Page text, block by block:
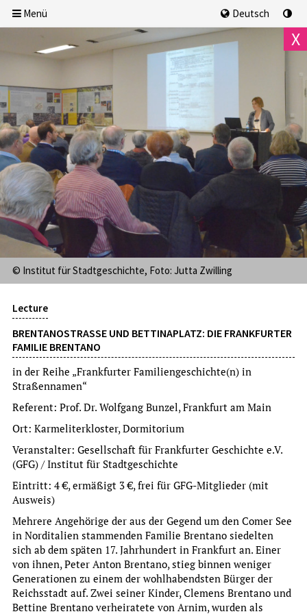
© Institut für Stadtgeschichte, Foto: Jutta Zwilling
X
Lecture
BRENTANOSTRASSE UND BETTINAPLATZ: DIE FRANKFURTER F
AMILIE BRENTANO
in der Reihe „Frankfurter Familiengeschichte(n) in
Straßennamen“
Referent: Prof. Dr. Wolfgang Bunzel, Frankfurt am Main
Ort: Karmeliterkloster, Dormitorium
Veranstalter: Gesellschaft für Frankfurter Geschichte e.V.
(GFG) / Institut für Stadtgeschichte
Eintritt: 4 €, ermäßigt 3 €, frei für GFG-Mitglieder (mit
Ausweis)
Mehrere Angehörige der aus der Gegend um den Comer See
in Norditalien stammenden Familie Brentano siedelten
sich ab dem späten 17. Jahrhundert in Frankfurt an. Einer
von ihnen, Peter Anton Brentano, stieg binnen weniger
Generationen zu einem der wohlhabendsten Bürger der
Reichsstadt auf. Zwei seiner Kinder, Clemens Brentano und
Bettine Brentano verheiratete von Arnim, wurden als
Menü Deutsch
We, 5.8.2026
18:00 Uhr
AUSGEBUCHT
FAHRRADEXKURSION ZU WILDEN ECKEN
um Voranmeldung wird gebeten
Su, 9.8.2026
15:00 Uhr